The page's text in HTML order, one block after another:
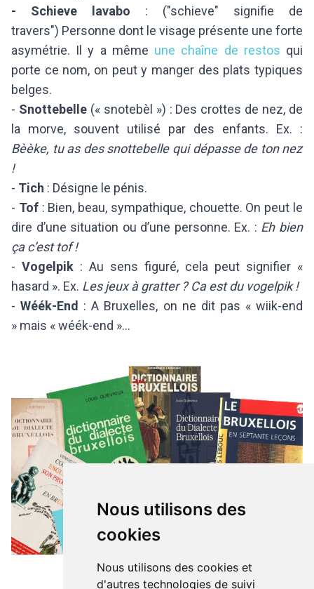
Nous utilisons des
cookies
Nous utilisons des cookies et
d'autres technologies de suivi
- Schieve lavabo : ("schieve" signifie de
travers") Personne dont le visage présente une forte
asymétrie. Il y a même une chaîne de restos qui
porte ce nom, on peut y manger des plats typiques
belges.
- Snottebelle (« snotebèl ») : Des crottes de nez, de
la morve, souvent utilisé par des enfants. Ex. :
Bèèke, tu as des snottebelle qui dépasse de ton nez
!
- Tich : Désigne le pénis.
- Tof: Bien, beau, sympathique, chouette. On peut le
dire d’une situation ou d’une personne. Ex. : Eh bien
ça c’est tof !
- Vogelpik : Au sens figuré, cela peut signifier «
hasard ». Ex. Les jeux à gratter ? Ca est du vogelpik !
-Wéék-End : A Bruxelles, on ne dit pas « wiik-end
» mais « wéék-end »...